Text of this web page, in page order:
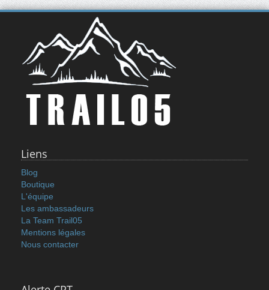
Liens
Blog
Boutique
L'équipe
Les ambassadeurs
La Team Trail05
Mentions légales
Nous contacter